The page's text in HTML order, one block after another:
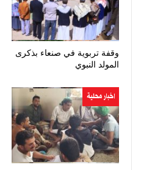
وقفة تربوية في صنعاء بذكرى
المولد النبوي
اخبار محلية